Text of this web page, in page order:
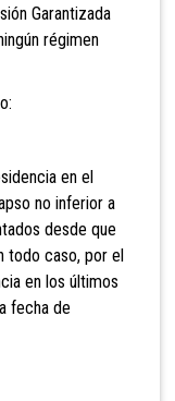
Garantizada
régimen
en el
no inferior a
desde que
todo caso, por el
en los últimos
fecha de